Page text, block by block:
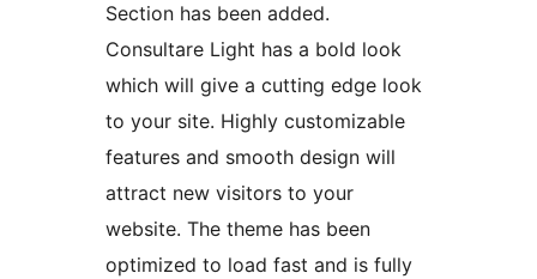
Section has been added.
Consultare Light has a bold look
which will give a cutting edge look
to your site. Highly customizable
features and smooth design will
attract new visitors to your
website. The theme has been
optimized to load fast and is fully